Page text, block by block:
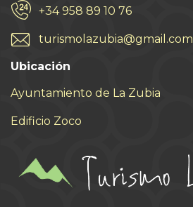
+34 958 89 10 76
turismolazubia@gmail.com
Ubicación
Ayuntamiento de La Zubia
Edificio Zoco